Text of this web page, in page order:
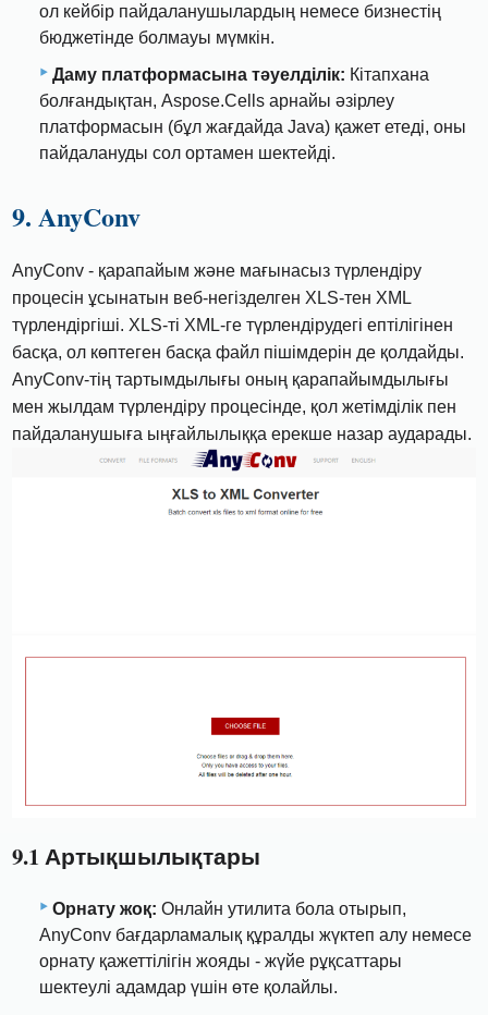
ол кейбір пайдаланушылардың немесе бизнестің
бюджетінде болмауы мүмкін.
Даму платформасына тәуелділік: Кітапхана
болғандықтан, Aspose.Cells арнайы әзірлеу
платформасын (бұл жағдайда Java) қажет етеді, оны
пайдалануды сол ортамен шектейді.
9. AnyConv
AnyConv - қарапайым және мағынасыз түрлендіру
процесін ұсынатын веб-негізделген XLS-тен XML
түрлендіргіші. XLS-ті XML-ге түрлендірудегі ептілігінен
басқа, ол көптеген басқа файл пішімдерін де қолдайды.
AnyConv-тің тартымдылығы оның қарапайымдылығы
мен жылдам түрлендіру процесінде, қол жетімділік пен
пайдаланушыға ыңғайлылыққа ерекше назар аударады.
9.1 Артықшылықтары
Орнату жоқ: Онлайн утилита бола отырып,
AnyConv бағдарламалық құралды жүктеп алу немесе
орнату қажеттілігін жояды - жүйе рұқсаттары
шектеулі адамдар үшін өте қолайлы.